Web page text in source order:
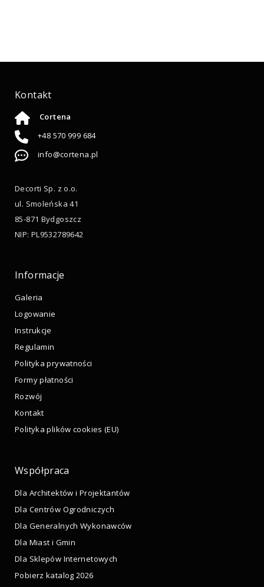
Kontakt
Cortena
+48 570 999 684
info@cortena.pl
Decorti Sp. z o.o.
ul. Smoleńska 41
85-871 Bydgoszcz
NIP: PL9532789642
Informacje
Galeria
Logowanie
Instrukcje
Regulamin
Polityka prywatności
Formy płatności
Rozwój
Kontakt
Polityka plików cookies (EU)
Współpraca
Dla Architektów i Projektantów
Dla Centrów Ogrodniczych
Dla Generalnych Wykonawców
Dla Miast i Gmin
Dla Sklepów Internetowych
Pobierz katalog 2026